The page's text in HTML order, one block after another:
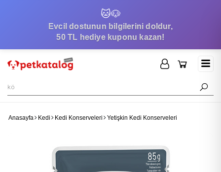
🐱🐶
Evcil dostunun bilgilerini doldur,
50 TL hediye kuponu kazan!
Anasayfa Kedi Kedi Konserveleri Yetişkin Kedi Konserveleri